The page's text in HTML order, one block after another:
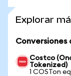
Explorar
Conversiones
Costco
Tokenized)
1 COSTon